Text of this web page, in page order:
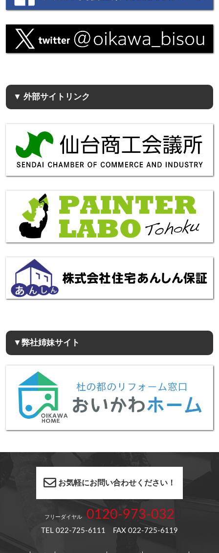
▼ 外部サイトリンク
▼弊社姉妹サイト
お気軽にお問い合わせください！
フリーダイヤル 0120-973-032
TEL 022-725-6111 FAX 022-725-6119